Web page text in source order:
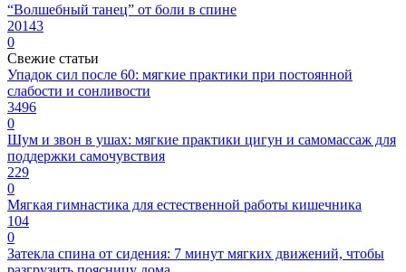
“Волшебный танец” от боли в спине
20143
0
Свежие статьи
Упадок сил после 60: мягкие практики при постоянной
слабости и сонливости
3496
0
Шум и звон в ушах: мягкие практики цигун и самомассаж для
поддержки самочувствия
229
0
Мягкая гимнастика для естественной работы кишечника
104
0
Затекла спина от сидения: 7 минут мягких движений, чтобы